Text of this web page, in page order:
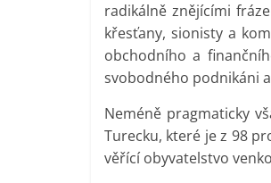
radikálně znějícími
křesťany, sionisty a
obchodního a
svobodného podnikáni
Neméně pragmaticky
Turecku, které je z 98
věřící obyvatelstvo